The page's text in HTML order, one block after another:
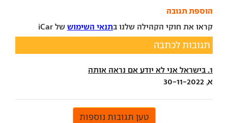
הוספת תגובה
קראו את חוקי הקהילה שלנו בתנאי השימוש של iCar
תגובות לכתבה
1. בישראל אני לא יודע אם נראה אותה
א, 30-11-2022
טען תגובות נוספות